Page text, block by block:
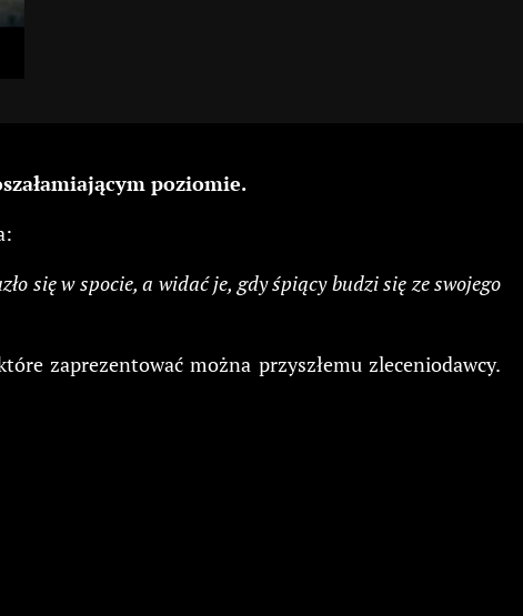
poziomie.
się w spocie, a widać je, gdy śpiący budzi się ze swojego
zaprezentować można przyszłemu zleceniodawcy.